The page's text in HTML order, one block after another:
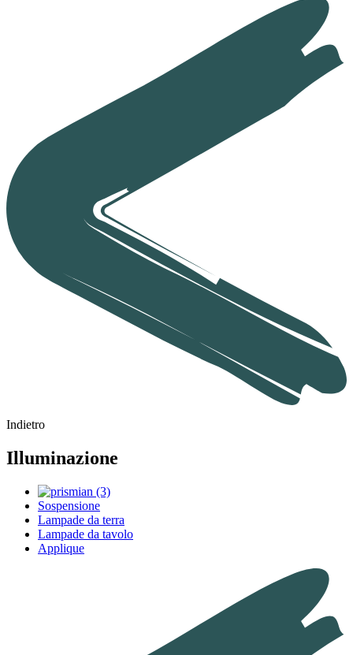
Indietro
Illuminazione
Sospensione
Lampade da terra
Lampade da tavolo
Applique